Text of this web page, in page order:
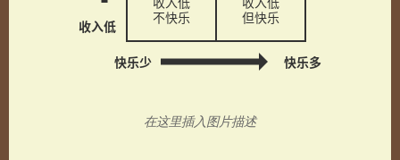
在这里插入图片描述